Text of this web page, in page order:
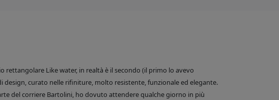
Like water, in realtà è il secondo (il primo lo avevo
curato nelle rifiniture, molto resistente, funzionale ed elegante.
del corriere Bartolini, ho dovuto attendere qualche giorno in più